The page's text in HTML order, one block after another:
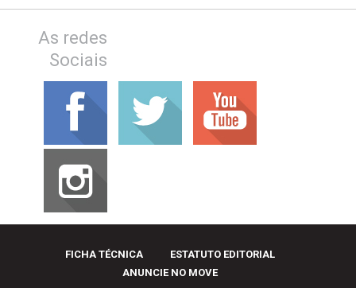
As redes
Sociais
FICHA TÉCNICA
ESTATUTO EDITORIAL
ANUNCIE NO MOVE